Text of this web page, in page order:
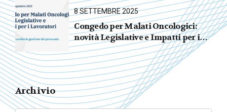
8 SETTEMBRE 2025
Congedo per Malati Oncologici:
novità Legislative e Impatti per i
Lavoratori
Archivio